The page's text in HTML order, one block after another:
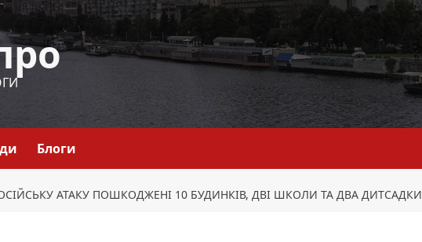
Блоги
АТАКУ ПОШКОДЖЕНІ 10 БУДИНКІВ, ДВІ ШКОЛИ ТА ДВА ДИТСАДКИ